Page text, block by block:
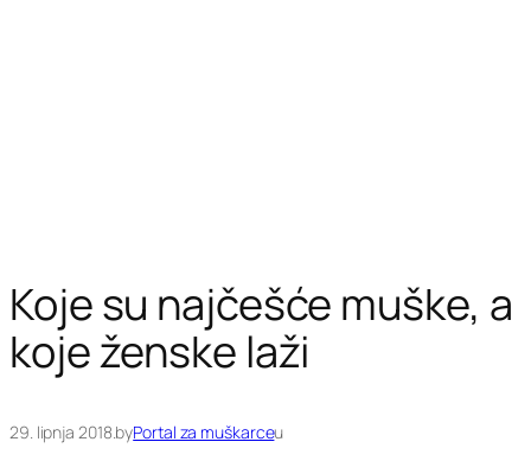
Koje su najčešće muške, a
koje ženske laži
29. lipnja 2018.byPortal za muškarceu